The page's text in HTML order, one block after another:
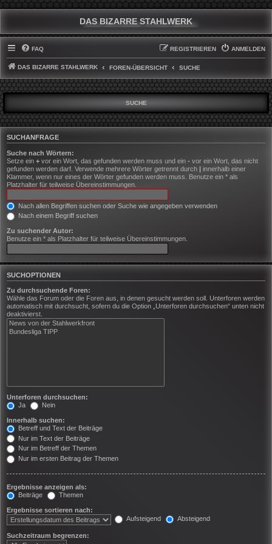
DAS BIZARRE STAHLWERK
FAQ ANMELDEN
REGISTRIEREN
DAS BIZARRE STAHLWERK FOREN-ÜBERSICHT SUCHE
SUCHE
SUCHANFRAGE
Suche nach Wörtern:
Setze ein + vor ein Wort, das gefunden werden muss und ein - vor ein Wort, das nicht
gefunden werden darf. Verwende mehrere Wörter getrennt durch | innerhalb einer
Klammer, wenn nur eines der Wörter gefunden werden muss. Benutze ein * als
Platzhalter für teilweise Übereinstimmungen.
Nach allen Begriffen suchen oder Suche wie angegeben verwenden
Nach einem Begriff suchen
Zu suchender Autor:
Benutze ein * als Platzhalter für teilweise Übereinstimmungen.
SUCHOPTIONEN
Zu durchsuchende Foren:
Wähle das Forum oder die Foren aus, in denen gesucht werden soll. Unterforen werden
automatisch mit durchsucht, sofern du die Option „Unterforen durchsuchen“ unten nicht
deaktivierst.
Unterforen durchsuchen:
Ja
Nein
Innerhalb suchen:
Betreff und Text der Beiträge
Nur im Text der Beiträge
Nur im Betreff der Themen
Nur im ersten Beitrag der Themen
Ergebnisse anzeigen als:
Beiträge
Themen
Ergebnisse sortieren nach:
Aufsteigend
Absteigend
Suchzeitraum begrenzen: